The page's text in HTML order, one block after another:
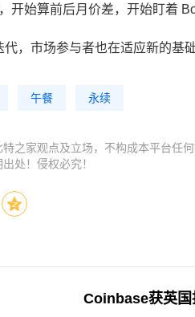
开始算前后月价差，开始盯着
，市场参与者也在适应新的基础
午餐 永续
之家观点及立场，不构成本平台任
处！侵权必究！
Coinbase获英国